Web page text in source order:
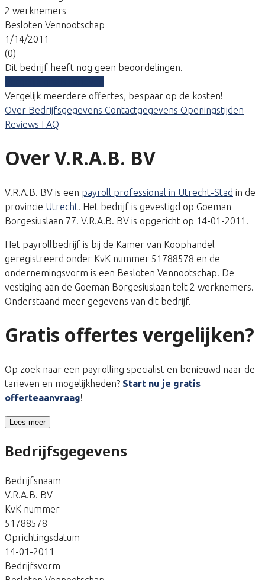
2 werknemers
Besloten Vennootschap
1/14/2011
(0)
Dit bedrijf heeft nog geen beoordelingen.
Vergelijk meerdere offertes, bespaar op de kosten!
Over Bedrijfsgegevens Contactgegevens Openingstijden
Reviews FAQ
Over V.R.A.B. BV
V.R.A.B. BV is een payroll professional in Utrecht-Stad in de
provincie Utrecht. Het bedrijf is gevestigd op Goeman
Borgesiuslaan 77. V.R.A.B. BV is opgericht op 14-01-2011.
Het payrollbedrijf is bij de Kamer van Koophandel
geregistreerd onder KvK nummer 51788578 en de
ondernemingsvorm is een Besloten Vennootschap. De
vestiging aan de Goeman Borgesiuslaan telt 2 werknemers.
Onderstaand meer gegevens van dit bedrijf.
Gratis offertes vergelijken?
Op zoek naar een payrolling specialist en benieuwd naar de
tarieven en mogelijkheden? Start nu je gratis
offerteaanvraag!
Lees meer
Bedrijfsgegevens
Bedrijfsnaam
V.R.A.B. BV
KvK nummer
51788578
Oprichtingsdatum
14-01-2011
Bedrijfsvorm